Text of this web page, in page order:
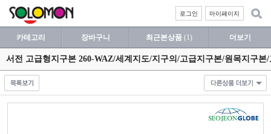
마이페이지
로그인
카테고리 장바구니 최근본상품 (1) 더보기
서전 고급형지구본 260-WAZ/세계지도/지구의/고급지구본/원목지구본